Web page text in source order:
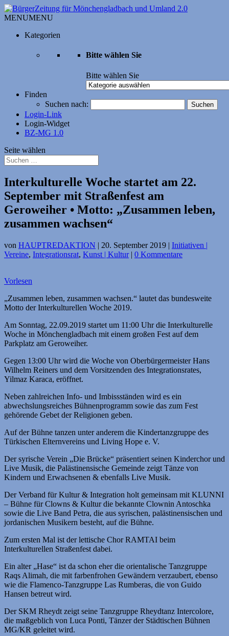
MENUMENU
Kategorien
Bitte wählen Sie
Bitte wählen Sie
Finden
Suchen nach:
Login-Link
Login-Widget
BZ-MG 1.0
Seite wählen
Interkulturelle Woche startet am 22.
September mit Straßenfest am
Geroweiher • Motto: „Zusammen leben,
zusammen wachsen“
von HAUPTREDAKTION | 20. September 2019 | Initiativen |
Vereine, Integrationsrat, Kunst | Kultur| 0 Kommentare
Vorlesen
„Zusammen leben, zusammen wachsen.“ lautet das bundesweite
Motto der Interkulturellen Woche 2019.
Am Sonntag, 22.09.2019 startet um 11:00 Uhr die Interkulturelle
Woche in Mönchengladbach mit einem großen Fest auf dem
Parkplatz am Geroweiher.
Gegen 13:00 Uhr wird die Woche von Oberbürgermeister Hans
Wilhelm Reiners und dem Vorsitzenden des Integrationsrates,
Yilmaz Karaca, eröffnet.
Neben zahlreichen Info- und Imbissständen wird es ein
abwechslungsreiches Bühnenprogramm sowie das zum Fest
gehörende Gebet der Religionen geben.
Auf der Bühne tanzen unter anderem die Kindertanzgruppe des
Türkischen Elternvereins und Living Hope e. V.
Der syrische Verein „Die Brücke“ präsentiert seinen Kinderchor und
Live Musik, die Palästinensische Gemeinde zeigt Tänze von
Kindern und Erwachsenen & ebenfalls Live Musik.
Der Verband für Kultur & Integration holt gemeinsam mit KLUNNI
– Bühne für Clowns & Kultur die bekannte Clownin Antoschka
sowie die Live Band Petra, die aus syrischen, palästinensischen und
jordanischen Musikern besteht, auf die Bühne.
Zum ersten Mal ist der lettische Chor RAMTAI beim
Interkulturellen Straßenfest dabei.
Ein alter „Hase“ ist da schon eher die orientalische Tanzgruppe
Raqs Alimah, die mit farbenfrohen Gewändern verzaubert, ebenso
wie die Flamenco-Tanzgruppe Las Rumberas, die von Guido
Hansen betreut wird.
Der SKM Rheydt zeigt seine Tanzgruppe Rheydtanz Intercolore,
die maßgeblich von Luca Ponti, Tänzer der Städtischen Bühnen
MG/KR geleitet wird.